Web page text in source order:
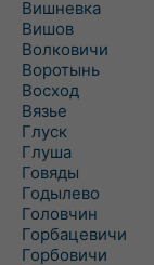
Вишневка
Вишов
Волковичи
Воротынь
Восход
Вязье
Глуск
Глуша
Говяды
Годылево
Головчин
Горбацевичи
Горбовичи